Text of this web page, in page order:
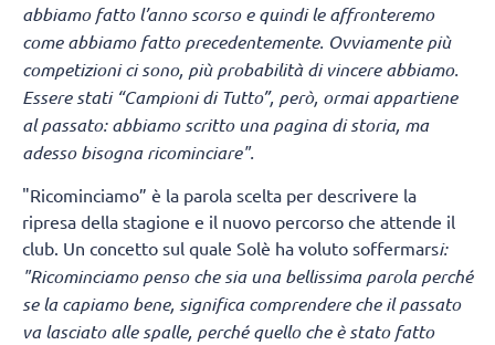
abbiamo fatto l’anno scorso e quindi le affronteremo
come abbiamo fatto precedentemente. Ovviamente più
competizioni ci sono, più probabilità di vincere abbiamo.
Essere stati “Campioni di Tutto”, però, ormai appartiene
al passato: abbiamo scritto una pagina di storia, ma
adesso bisogna ricominciare".
"Ricominciamo” è la parola scelta per descrivere la
ripresa della stagione e il nuovo percorso che attende il
club. Un concetto sul quale Solè ha voluto soffermarsi:
"Ricominciamo penso che sia una bellissima parola perché
se la capiamo bene, significa comprendere che il passato
va lasciato alle spalle, perché quello che è stato fatto